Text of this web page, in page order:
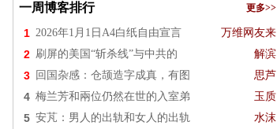
一周博客排行 更多>>
1 2026年1月1日A4白纸自由宣言 万维网友来
2 刷屏的美国“斩杀线”与中共的 解滨
3 回国杂感：仓颉造字成真，有图 思芦
4 梅兰芳和兩位仍然在世的入室弟 玉质
5 安芃：男人的出轨和女人的出轨 水沫